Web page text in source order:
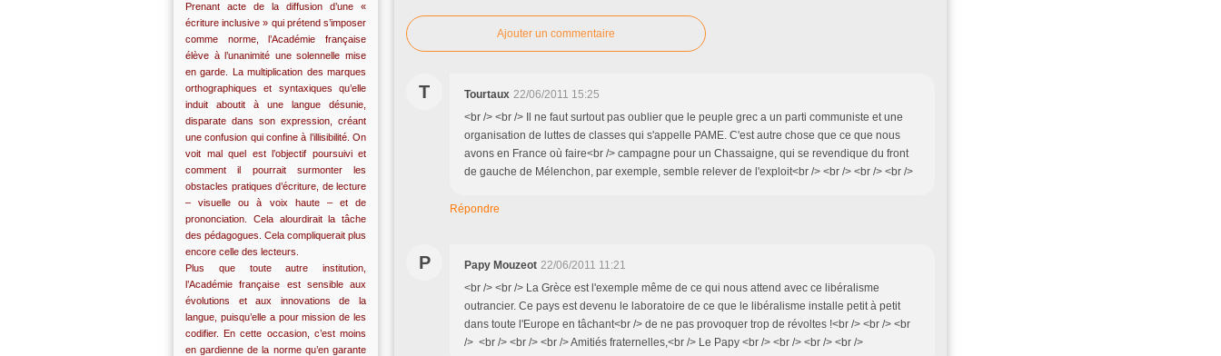
Prenant acte de la diffusion d’une «
écriture inclusive » qui prétend s’imposer
comme norme, l’Académie française
élève à l’unanimité une solennelle mise
en garde. La multiplication des marques
orthographiques et syntaxiques qu’elle
induit aboutit à une langue désunie,
disparate dans son expression, créant
une confusion qui confine à l’illisibilité. On
voit mal quel est l’objectif poursuivi et
comment il pourrait surmonter les
obstacles pratiques d’écriture, de lecture
– visuelle ou à voix haute – et de
prononciation. Cela alourdirait la tâche
des pédagogues. Cela compliquerait plus
encore celle des lecteurs.
Plus que toute autre institution,
l’Académie française est sensible aux
évolutions et aux innovations de la
langue, puisqu’elle a pour mission de les
codifier. En cette occasion, c’est moins
en gardienne de la norme qu’en garante
Ajouter un commentaire
T Tourtaux 22/06/2011 15:25
<br /> <br /> Il ne faut surtout pas oublier que le peuple grec a un parti communiste et une
organisation de luttes de classes qui s'appelle PAME. C'est autre chose que ce que nous
avons en France où faire<br /> campagne pour un Chassaigne, qui se revendique du front
de gauche de Mélenchon, par exemple, semble relever de l'exploit<br /> <br /> <br /> <br />
Répondre
P Papy Mouzeot 22/06/2011 11:21
<br /> <br /> La Grèce est l'exemple même de ce qui nous attend avec ce libéralisme
outrancier. Ce pays est devenu le laboratoire de ce que le libéralisme installe petit à petit
dans toute l'Europe en tâchant<br /> de ne pas provoquer trop de révoltes !<br /> <br /> <br
/> <br /> <br /> <br /> Amitiés fraternelles,<br /> Le Papy <br /> <br /> <br /> <br />